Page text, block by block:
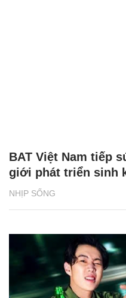
NHỊP SỐNG
BAT Việt Nam tiếp
giới phát triển sinh